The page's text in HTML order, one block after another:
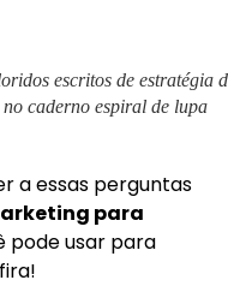
escritos de estratégia
caderno espiral de lupa
a essas perguntas
para
pode usar para